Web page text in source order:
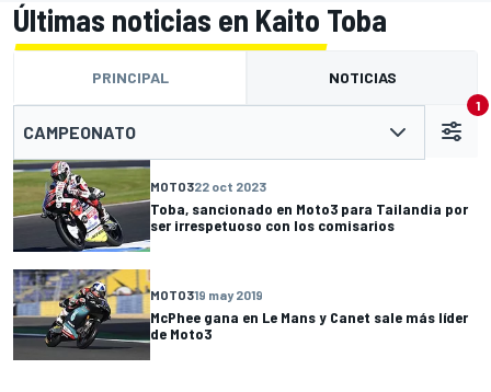
Últimas noticias en Kaito Toba
PRINCIPAL NOTICIAS
CAMPEONATO
1
MOTO322 oct 2023
Toba, sancionado en Moto3 para Tailandia por
ser irrespetuoso con los comisarios
MOTO319 may 2019
McPhee gana en Le Mans y Canet sale más líder
de Moto3